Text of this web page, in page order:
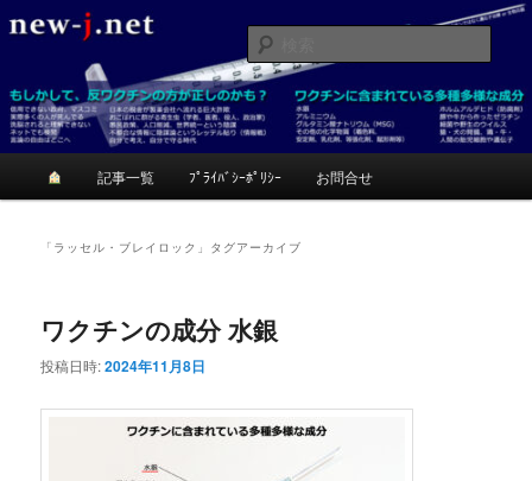
イ
コ
ン
テ
ブ
ン
テ
ン
ニュージェイ
反ワクチンが正しいかも？考てみて！
索
記事一覧 ﾌﾟﾗｲﾊﾞｼｰﾎﾟﾘｼｰ お問合せ
「 ラッセル・ブレイロック 」タグアーカイブ
ワクチンの成分 水銀
投稿日時:2024年11月8日